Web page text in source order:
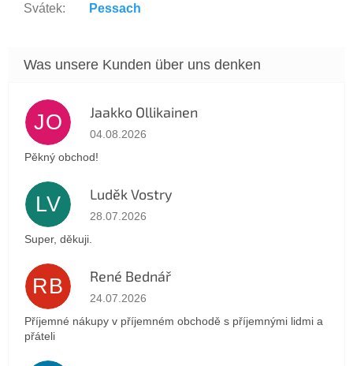
Svátek: Pessach
JO Jaakko Ollikainen
Die Shop-Bewertung beträgt 5 von 5 Sternen.
04.08.2026
Pěkný obchod!
LV Luděk Vostry
Die Shop-Bewertung beträgt 5 von 5 Sternen.
28.07.2026
Super, děkuji.
RB René Bednář
Die Shop-Bewertung beträgt 5 von 5 Sternen.
24.07.2026
Příjemné nákupy v příjemném obchodě s příjemnými lidmi a
přáteli